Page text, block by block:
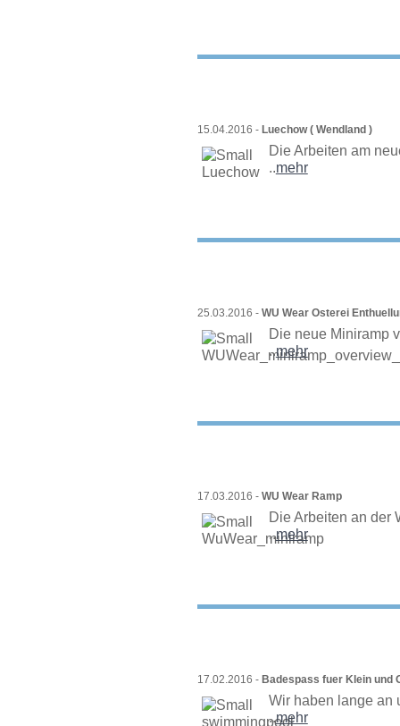
15.04.2016 - Luechow ( Wendland )
Die Arbeiten am
..mehr
25.03.2016 - WU Wear Osterei
Die neue Miniramp
..mehr
17.03.2016 - WU Wear Ramp
Die Arbeiten an der
..mehr
17.02.2016 - Badespass fuer Klein und
Wir haben lange an
..mehr